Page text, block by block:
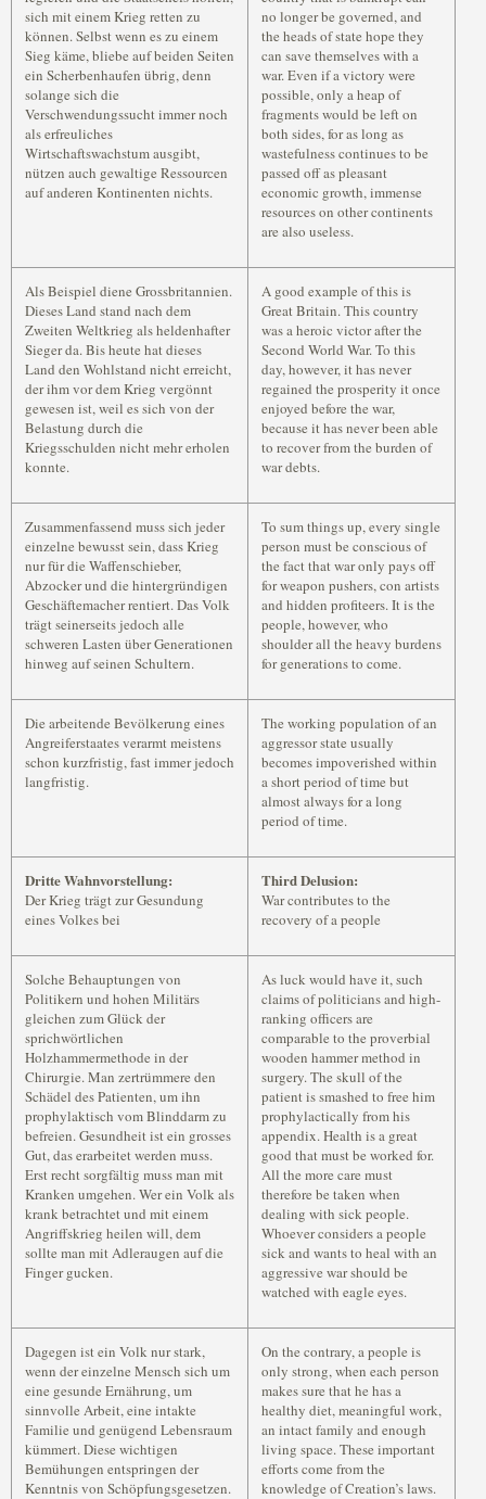
sich mit einem Krieg retten zu
können. Selbst wenn es zu einem
Sieg käme, bliebe auf beiden Seiten
ein Scherbenhaufen übrig, denn
solange sich die
Verschwendungssucht immer noch
als erfreuliches
Wirtschaftswachstum ausgibt,
nützen auch gewaltige Ressourcen
auf anderen Kontinenten nichts.
no longer be governed, and
the heads of state hope they
can save themselves with a
war. Even if a victory were
possible, only a heap of
fragments would be left on
both sides, for as long as
wastefulness continues to be
passed off as pleasant
economic growth, immense
resources on other continents
are also useless.
Als Beispiel diene Grossbritannien.
Dieses Land stand nach dem
Zweiten Weltkrieg als heldenhafter
Sieger da. Bis heute hat dieses
Land den Wohlstand nicht erreicht,
der ihm vor dem Krieg vergönnt
gewesen ist, weil es sich von der
Belastung durch die
Kriegsschulden nicht mehr erholen
konnte.
A good example of this is
Great Britain. This country
was a heroic victor after the
Second World War. To this
day, however, it has never
regained the prosperity it once
enjoyed before the war,
because it has never been able
to recover from the burden of
war debts.
Zusammenfassend muss sich jeder
einzelne bewusst sein, dass Krieg
nur für die Waffenschieber,
Abzocker und die hintergründigen
Geschäftemacher rentiert. Das Volk
trägt seinerseits jedoch alle
schweren Lasten über Generationen
hinweg auf seinen Schultern.
To sum things up, every single
person must be conscious of
the fact that war only pays off
for weapon pushers, con artists
and hidden profiteers. It is the
people, however, who
shoulder all the heavy burdens
for generations to come.
Die arbeitende Bevölkerung eines
Angreiferstaates verarmt meistens
schon kurzfristig, fast immer jedoch
langfristig.
The working population of an
aggressor state usually
becomes impoverished within
a short period of time but
almost always for a long
period of time.
Dritte Wahnvorstellung:
Der Krieg trägt zur Gesundung
eines Volkes bei
Third Delusion:
War contributes to the
recovery of a people
Solche Behauptungen von
Politikern und hohen Militärs
gleichen zum Glück der
sprichwörtlichen
Holzhammermethode in der
Chirurgie. Man zertrümmere den
Schädel des Patienten, um ihn
prophylaktisch vom Blinddarm zu
befreien. Gesundheit ist ein grosses
Gut, das erarbeitet werden muss.
Erst recht sorgfältig muss man mit
Kranken umgehen. Wer ein Volk als
krank betrachtet und mit einem
Angriffskrieg heilen will, dem
sollte man mit Adleraugen auf die
Finger gucken.
As luck would have it, such
claims of politicians and high-
ranking officers are
comparable to the proverbial
wooden hammer method in
surgery. The skull of the
patient is smashed to free him
prophylactically from his
appendix. Health is a great
good that must be worked for.
All the more care must
therefore be taken when
dealing with sick people.
Whoever considers a people
sick and wants to heal with an
aggressive war should be
watched with eagle eyes.
Dagegen ist ein Volk nur stark,
wenn der einzelne Mensch sich um
eine gesunde Ernährung, um
sinnvolle Arbeit, eine intakte
Familie und genügend Lebensraum
kümmert. Diese wichtigen
Bemühungen entspringen der
Kenntnis von Schöpfungsgesetzen.
On the contrary, a people is
only strong, when each person
makes sure that he has a
healthy diet, meaningful work,
an intact family and enough
living space. These important
efforts come from the
knowledge of Creation’s laws.